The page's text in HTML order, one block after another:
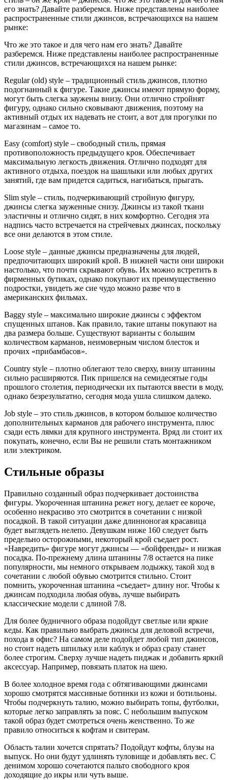
его знать? Давайте разберемся. Ниже представлены наиболее
распространенные стили джинсов, встречающихся на нашем
рынке:
Что же это такое и для чего нам его знать? Давайте
разберемся. Ниже представлены наиболее распространенные
стили джинсов, встречающихся на нашем рынке:
Regular (old) style – традиционный стиль джинсов, плотно
подогнанный к фигуре. Такие джинсы имеют прямую форму,
могут быть слегка заужены внизу. Они отлично стройнят
фигуру, однако сильно сковывают движения, поэтому на
активный отдых их надевать не стоит, а вот для прогулки по
магазинам – самое то.
Easy (comfort) style – свободный стиль, прямая
противоположность предыдущего кроя. Обеспечивает
максимальную легкость движения. Отлично подходят для
активного отдыха, поездок на шашлыки или любых других
занятий, где вам придется садиться, нагибаться, прыгать.
Slim style – стиль, подчеркивающий стройную фигуру,
джинсы слегка зауженные снизу. Джинсы из такой ткани
эластичны и отлично сидят, в них комфортно. Сегодня эта
надпись часто встречается на стрейчевых джинсах, поскольку
все они делаются в этом стиле.
Loose style – данные джинсы предназначены для людей,
предпочитающих широкий крой. В нижней части они широки
настолько, что почти скрывают обувь. Их можно встретить в
фирменных бутиках, однако покупают их преимущественно
подростки, увидеть же сие чудо можно разве что в
американских фильмах.
Baggy style – максимально широкие джинсы с эффектом
спущенных штанов. Как правило, такие штаны покупают на
два размера больше. Существуют варианты с большим
количеством карманов, неимоверным числом блесток и
прочих «прибамбасов».
Country style – плотно облегают тело сверху, внизу штанины
сильно расширяются. Пик пришелся на семидесятые годы
прошлого столетия, периодически их пытаются ввести в моду,
однако безрезультатно, сегодня мода ушла слишком далеко.
Job style – это стиль джинсов, в котором большое количество
дополнительных карманов для рабочего инструмента, плюс
сзади есть лямки для крупного инструмента. Вряд ли стоит их
покупать, конечно, если Вы не решили стать монтажником
или электриком.
Стильные образы
Правильно созданный образ подчеркивает достоинства
фигуры. Укороченная штанина режет ногу, делает ее короче,
особенно некрасиво это смотрится в сочетании с низкой
посадкой. В такой ситуации даже длинноногая красавица
будет выглядеть нелепо. Девушкам ниже 160 следует быть
предельно осторожными, некоторый крой съедает рост.
«Навредить» фигуре могут джинсы — «бойфренды» и низкая
посадка. По-прежнему длина штанины 7/8 остается на пике
популярности, мы немного открываем лодыжку, такой ход в
сочетании с любой обувью смотрится стильно. Стоит
помнить, укороченная штанина «съедает» длину ног. Чтобы к
джинсам подходила любая обувь, лучше выбирать
классические модели с длиной 7/8.
Для более будничного образа подойдут светлые или яркие
кеды. Как правильно выбрать джинсы для деловой встречи,
похода в офис? На самом деле подойдет любой тип джинсов,
но стоит надеть шпильку или каблук и образ сразу станет
более строгим. Сверху лучше надеть пиджак и добавить яркий
аксессуар. Например, повязать платок на шею.
В более холодное время года с обтягивающими джинсами
хорошо смотрятся массивные ботинки из кожи и ботильоны.
Чтобы подчеркнуть талию, можно выбирать топы, футболки,
которые легко заправлять за пояс. С небольшим выпуском
такой образ будет смотреться очень женственно. То же
правило относиться к кофтам и свитерам.
Область талии хочется спрятать? Подойдут кофты, блузы на
выпуск. Но они будут удлинять туловище и добавлять вес. С
денимом хорошо сочетаются пальто свободного кроя
доходящие до икры или чуть выше.